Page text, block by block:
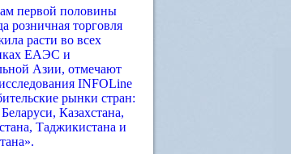
первой половины
розничная торговля
расти во всех
ЕАЭС и
Азии, отмечают
INFOLine
рынки стран:
Казахстана,
Таджикистана и